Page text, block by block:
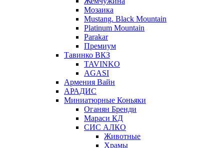
Мозаика
Mustang. Black Mountain
Platinum Mountain
Parakar
Премиум
Тавинко ВКЗ
TAVINKO
AGASI
Армения Вайн
АРАДИС
Миниатюрные Коньяки
Оганян Бренди
Мараси КД
СИС АЛКО
Животные
Храмы